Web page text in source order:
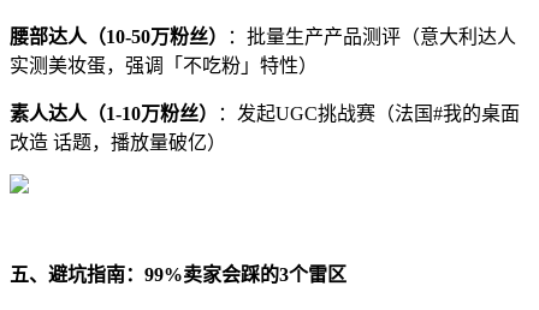
腰部达人（10-50万粉丝）
：批量生产产品测评（意大利达人
实测美妆蛋，强调「不吃粉」特性）
素人达人（1-10万粉丝） ：发起UGC挑战赛（法国#我的桌面
改造 话题，播放量破亿）
五、避坑指南： 99%卖家会踩的3个雷区